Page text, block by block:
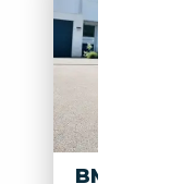
BMW X2